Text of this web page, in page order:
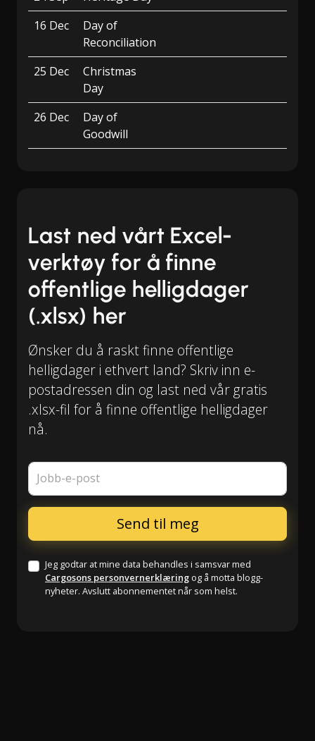
16 Dec
Day of
Reconciliation
25 Dec
Christmas
Day
26 Dec
Day of
Goodwill
Last ned vårt Excel-
verktøy for å finne
offentlige helligdager
(.xlsx) her
Ønsker du å raskt finne offentlige
helligdager i ethvert land? Skriv inn e-
postadressen din og last ned vår gratis
.xlsx-fil for å finne offentlige helligdager
nå.
Jobb-e-post
Jeg godtar at mine data behandles i samsvar med
Cargosons personvernerklæring og å motta blogg-
nyheter. Avslutt abonnementet når som helst.